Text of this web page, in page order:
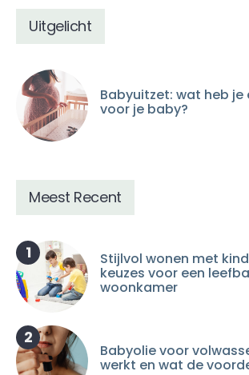
Uitgelicht
Babyuitzet: wat heb
voor je baby?
Meest Recent
1 Stijlvol wonen met
keuzes voor een
woonkamer
2
Babyolie voor
werkt en wat de